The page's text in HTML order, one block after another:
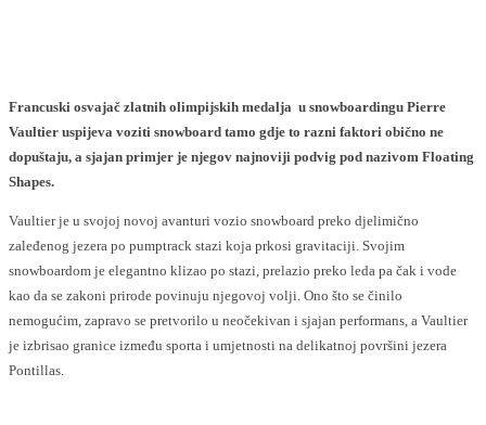
Francuski osvajač zlatnih olimpijskih medalja u snowboardingu Pierre
Vaultier uspijeva voziti snowboard tamo gdje to razni faktori obično ne
dopuštaju, a sjajan primjer je njegov najnoviji podvig pod nazivom Floating
Shapes.
Vaultier je u svojoj novoj avanturi vozio snowboard preko djelimično
zaleđenog jezera po pumptrack stazi koja prkosi gravitaciji. Svojim
snowboardom je elegantno klizao po stazi, prelazio preko leda pa čak i vode
kao da se zakoni prirode povinuju njegovoj volji. Ono što se činilo
nemogućim, zapravo se pretvorilo u neočekivan i sjajan performans, a Vaultier
je izbrisao granice između sporta i umjetnosti na delikatnoj površini jezera
Pontillas.